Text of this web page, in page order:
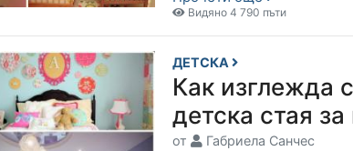
Видяно 4 790 пъти
ДЕТСКА
Как изглежда
детска стая
от Габриела Санчес